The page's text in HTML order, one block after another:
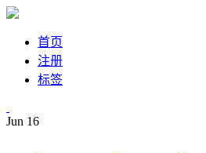
首页
注册
标签
Jun 16